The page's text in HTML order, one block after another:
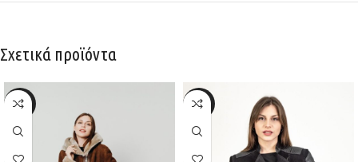
Σχετικά προϊόντα
-20% -30%